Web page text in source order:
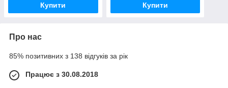
Купити Купити
Про нас
85% позитивних з 138 відгуків за рік
Працює з 30.08.2018